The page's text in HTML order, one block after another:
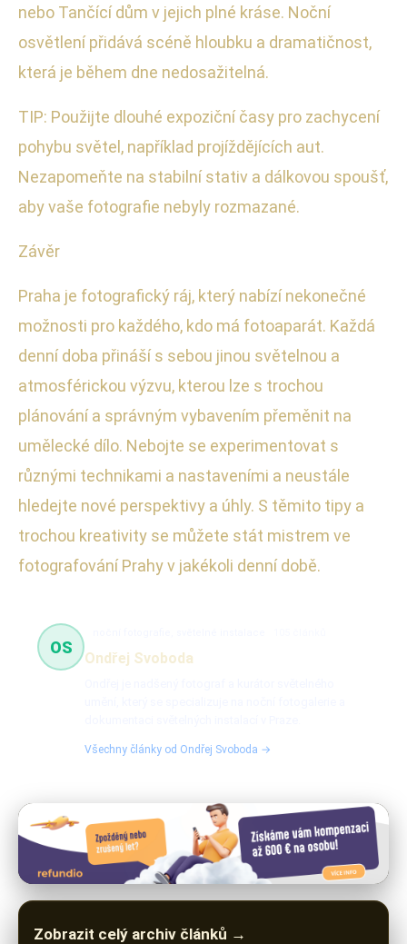
nebo Tančící dům v jejich plné kráse. Noční
osvětlení přidává scéně hloubku a dramatičnost,
která je během dne nedosažitelná.
TIP: Použijte dlouhé expoziční časy pro zachycení
pohybu světel, například projíždějících aut.
Nezapomeňte na stabilní stativ a dálkovou spoušť,
aby vaše fotografie nebyly rozmazané.
Závěr
Praha je fotografický ráj, který nabízí nekonečné
možnosti pro každého, kdo má fotoaparát. Každá
denní doba přináší s sebou jinou světelnou a
atmosférickou výzvu, kterou lze s trochou
plánování a správným vybavením přeměnit na
umělecké dílo. Nebojte se experimentovat s
různými technikami a nastaveními a neustále
hledejte nové perspektivy a úhly. S těmito tipy a
trochou kreativity se můžete stát mistrem ve
fotografování Prahy v jakékoli denní době.
OS
Ondřej Svoboda
Všechny články od Ondřej Svoboda →
Zobrazit celý archiv článků →